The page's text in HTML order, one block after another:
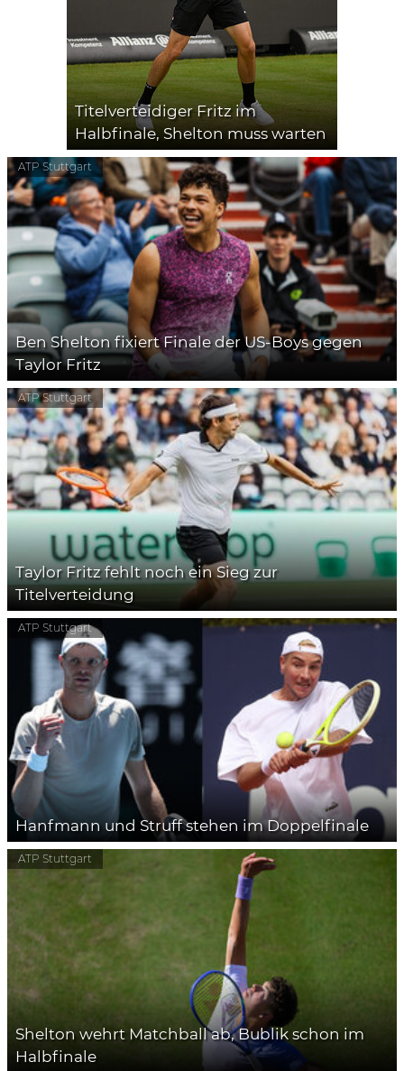
Titelverteidiger Fritz im
Halbfinale, Shelton muss warten
ATP Stuttgart
Ben Shelton fixiert Finale der US-Boys gegen
Taylor Fritz
ATP Stuttgart
Taylor Fritz fehlt noch ein Sieg zur
Titelverteidung
ATP Stuttgart
Hanfmann und Struff stehen im Doppelfinale
ATP Stuttgart
Shelton wehrt Matchball ab, Bublik schon im
Halbfinale